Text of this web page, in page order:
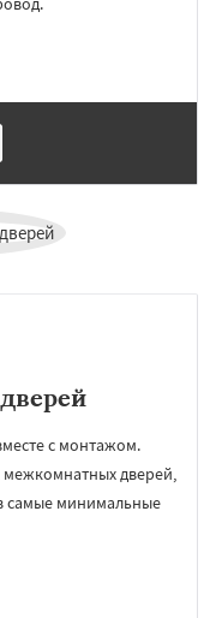
с монтажом.
межкомнатных дверей,
самые минимальные